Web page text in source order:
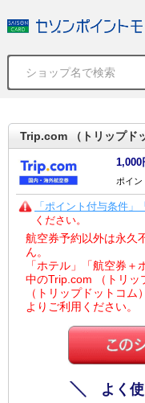
Trip.com （トリップド
1,000
ポイン
「ポイント付与条件」
ください。
航空券予約以外は永久
ん。
「ホテル」「航空券
中のTrip.com （トリ
（トリップドットコ
よりご利用ください。
よく